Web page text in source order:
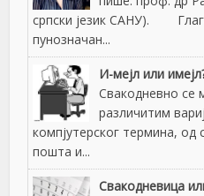
српски језик САНУ).
пунозначан...
И-мејл или
Свакодневно се
различитим
компјутерског термина, од
пошта и...
Свакодневица